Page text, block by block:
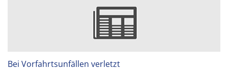
Bei Vorfahrtsunfällen verletzt